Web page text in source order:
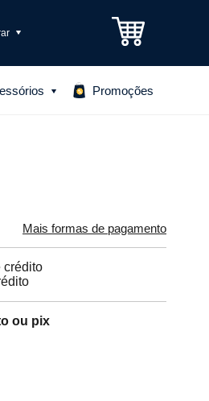
Promoções
Mais formas de pagamento
crédito
ou pix